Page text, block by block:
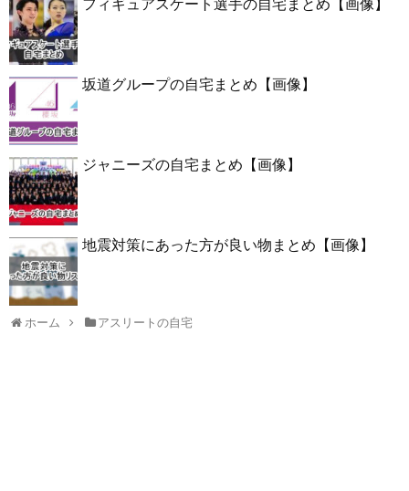
フィギュアスケート選手の自宅まとめ【画像】
坂道グループの自宅まとめ【画像】
ジャニーズの自宅まとめ【画像】
地震対策にあった方が良い物まとめ【画像】
ホーム アスリートの自宅